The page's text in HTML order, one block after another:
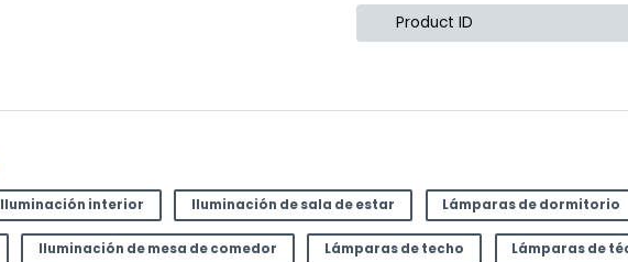
Product ID
Iluminación interior Iluminación de sala de estar Lámparas de dormitorio
Iluminación de mesa de comedor Lámparas de techo Lámparas de